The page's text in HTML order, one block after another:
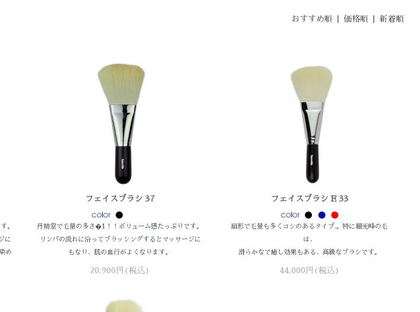
おすすめ順 |価格順 | 新着順
。
に
め
フェイスブラシ 37
丹精堂で毛量の多さ�1！！ボリューム感たっぷりです。
リンパの流れに沿ってブラッシングするとマッサージに
もなり、肌の血行がよくなります。
20,900円(税込)
フェイスブラシ E 33
扇形で毛量も多くコシのあるタイプ.。特に細光峰の毛
は、
滑らかなで癒し効果もある、高級なブラシです。
44,000円(税込)